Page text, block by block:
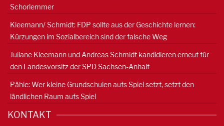
Schorlemmer
Kleemann/ Schmidt: FDP sollte aus der Geschichte lernen:
Kürzungen im Sozialbereich sind der falsche Weg
Juliane Kleemann und Andreas Schmidt kandidieren erneut für
den Landesvorsitz der SPD Sachsen-Anhalt
Pähle: Wer kleine Grundschulen aufs Spiel setzt, setzt den
ländlichen Raum aufs Spiel
KONTAKT